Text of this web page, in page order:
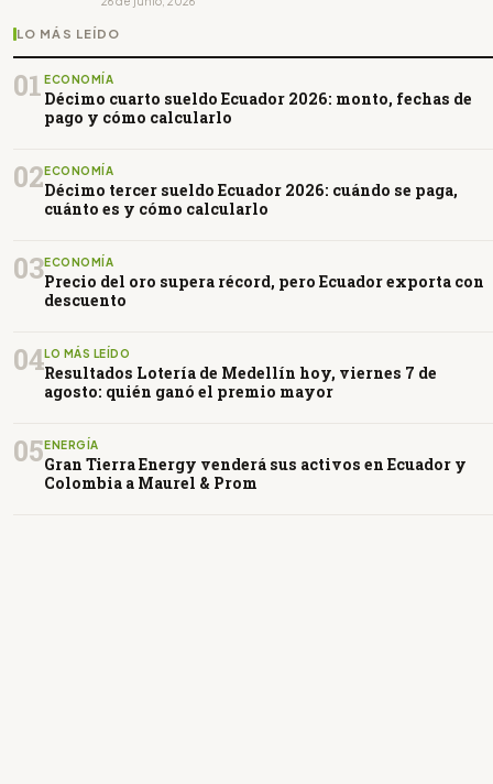
LO MÁS LEÍDO
01 ECONOMÍA
Décimo cuarto sueldo Ecuador 2026: monto, fechas de
pago y cómo calcularlo
02ECONOMÍA
Décimo tercer sueldo Ecuador 2026: cuándo se paga,
cuánto es y cómo calcularlo
03ECONOMÍA
Precio del oro supera récord, pero Ecuador exporta con
descuento
04LO MÁS LEÍDO
Resultados Lotería de Medellín hoy, viernes 7 de
agosto: quién ganó el premio mayor
05ENERGÍA
Gran Tierra Energy venderá sus activos en Ecuador y
Colombia a Maurel & Prom